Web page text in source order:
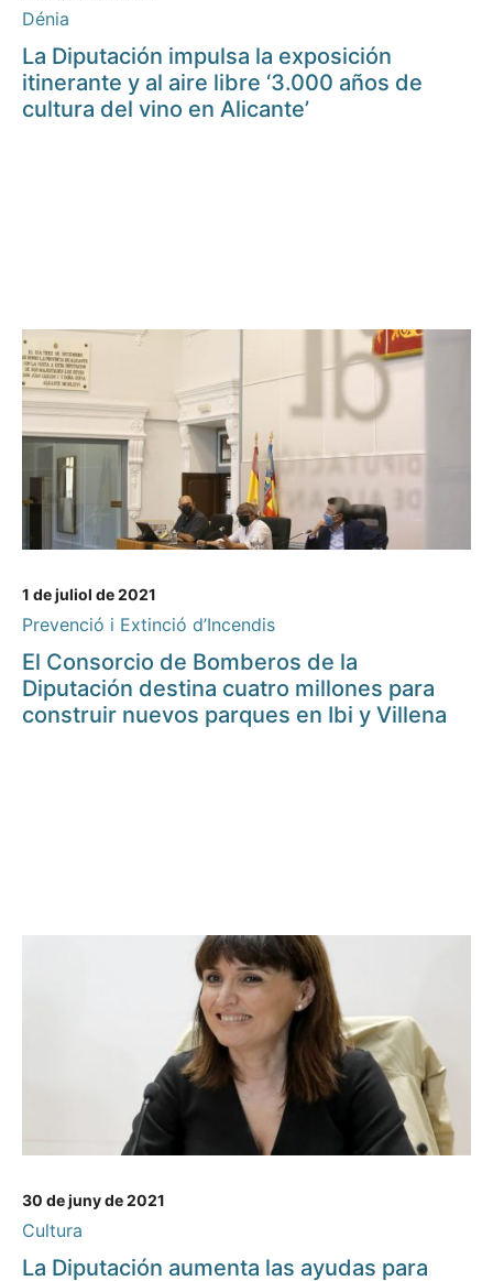
Dénia
La Diputación impulsa la exposición
itinerante y al aire libre ‘3.000 años de
cultura del vino en Alicante’
1 de juliol de 2021
Prevenció i Extinció d’Incendis
El Consorcio de Bomberos de la
Diputación destina cuatro millones para
construir nuevos parques en Ibi y Villena
30 de juny de 2021
Cultura
La Diputación aumenta las ayudas para